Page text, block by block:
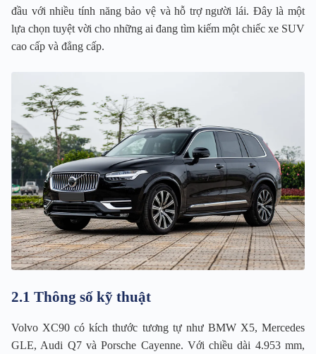
đầu với nhiều tính năng bảo vệ và hỗ trợ người lái. Đây là một
lựa chọn tuyệt vời cho những ai đang tìm kiếm một chiếc xe SUV
cao cấp và đẳng cấp.
2.1 Thông số kỹ thuật
Volvo XC90 có kích thước tương tự như BMW X5, Mercedes
GLE, Audi Q7 và Porsche Cayenne. Với chiều dài 4.953 mm,